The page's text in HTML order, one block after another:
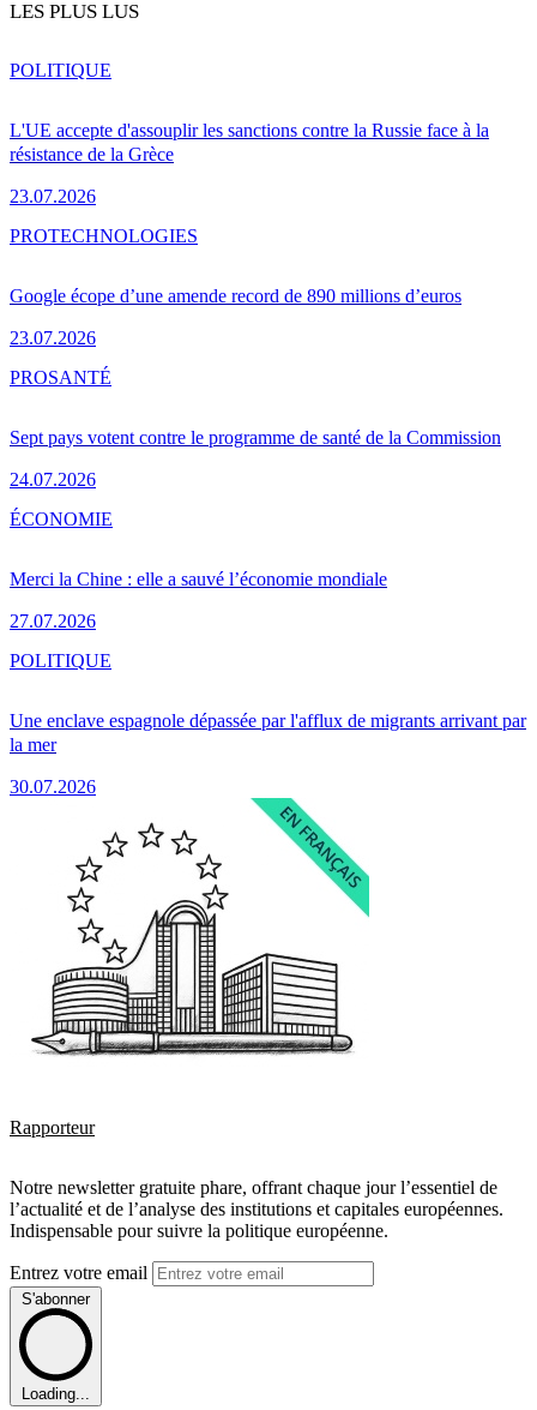
LES PLUS LUS
L'UE accepte d'assouplir les sanctions contre la Russie face à la
résistance de la Grèce
23.07.2026
POLITIQUE
Google écope d’une amende record de 890 millions d’euros
23.07.2026
PROTECHNOLOGIES
Sept pays votent contre le programme de santé de la Commission
24.07.2026
PROSANTÉ
Merci la Chine : elle a sauvé l’économie mondiale
27.07.2026
ÉCONOMIE
Une enclave espagnole dépassée par l'afflux de migrants arrivant par
la mer
30.07.2026
POLITIQUE
Rapporteur
Notre newsletter gratuite phare, offrant chaque jour l’essentiel de
l’actualité et de l’analyse des institutions et capitales européennes.
Indispensable pour suivre la politique européenne.
Entrez votre email
S'abonner
Loading...